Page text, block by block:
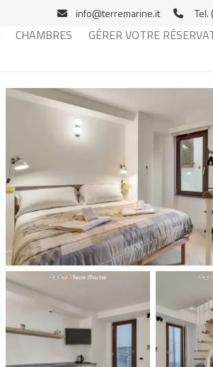
CHAMBRES GÉRER VOTRE
info@terremarine.it